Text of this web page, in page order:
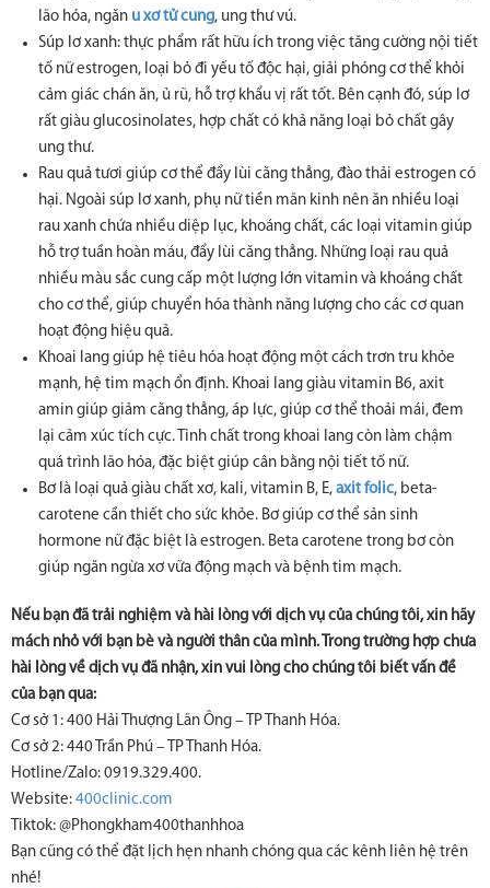
lão hóa, ngăn u xơ tử cung, ung thư vú.
Súp lơ xanh: thực phẩm rất hữu ích trong việc tăng cường nội tiết
tố nữ estrogen, loại bỏ đi yếu tố độc hại, giải phóng cơ thể khỏi
cảm giác chán ăn, ủ rũ, hỗ trợ khẩu vị rất tốt. Bên cạnh đó, súp lơ
rất giàu glucosinolates, hợp chất có khả năng loại bỏ chất gây
ung thư.
Rau quả tươi giúp cơ thể đẩy lùi căng thẳng, đào thải estrogen có
hại. Ngoài súp lơ xanh, phụ nữ tiền mãn kinh nên ăn nhiều loại
rau xanh chứa nhiều diệp lục, khoáng chất, các loại vitamin giúp
hỗ trợ tuần hoàn máu, đẩy lùi căng thẳng. Những loại rau quả
nhiều màu sắc cung cấp một lượng lớn vitamin và khoáng chất
cho cơ thể, giúp chuyển hóa thành năng lượng cho các cơ quan
hoạt động hiệu quả.
Khoai lang giúp hệ tiêu hóa hoạt động một cách trơn tru khỏe
mạnh, hệ tim mạch ổn định. Khoai lang giàu vitamin B6, axit
amin giúp giảm căng thẳng, áp lực, giúp cơ thể thoải mái, đem
lại cảm xúc tích cực. Tinh chất trong khoai lang còn làm chậm
quá trình lão hóa, đặc biệt giúp cân bằng nội tiết tố nữ.
Bơ là loại quả giàu chất xơ, kali, vitamin B, E, axit folic, beta-
carotene cần thiết cho sức khỏe. Bơ giúp cơ thể sản sinh
hormone nữ đặc biệt là estrogen. Beta carotene trong bơ còn
giúp ngăn ngừa xơ vữa động mạch và bệnh tim mạch.
Nếu bạn đã trải nghiệm và hài lòng với dịch vụ của chúng tôi, xin hãy
mách nhỏ với bạn bè và người thân của mình. Trong trường hợp chưa
hài lòng về dịch vụ đã nhận, xin vui lòng cho chúng tôi biết vấn đề
của bạn qua:
Cơ sở 1: 400 Hải Thượng Lãn Ông – TP Thanh Hóa.
Cơ sở 2: 440 Trần Phú – TP Thanh Hóa.
Hotline/Zalo: 0919.329.400.
Website: 400clinic.com
Tiktok: @Phongkham400thanhhoa
Bạn cũng có thể đặt lịch hẹn nhanh chóng qua các kênh liên hệ trên
nhé!